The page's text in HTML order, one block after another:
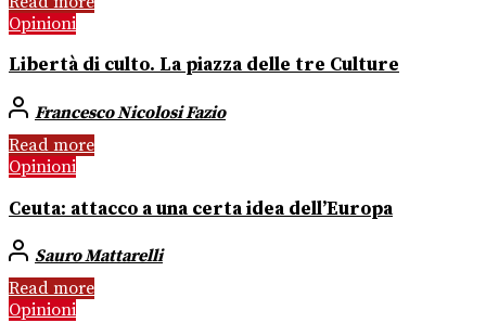
Opinioni
Libertà di culto. La piazza delle tre Culture
Francesco Nicolosi Fazio
Read more
Opinioni
Ceuta: attacco a una certa idea dell’Europa
Sauro Mattarelli
Read more
Opinioni